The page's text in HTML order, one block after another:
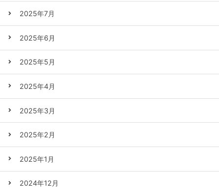
2025年7月
2025年6月
2025年5月
2025年4月
2025年3月
2025年2月
2025年1月
2024年12月